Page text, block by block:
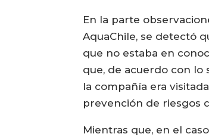
En la parte
AquaChile, se detectó
que no estaba en
que, de acuerdo con lo
la compañía era
prevención de riesgos
Mientras que, en el